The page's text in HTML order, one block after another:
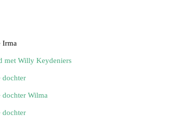
Irma
met Willy Keydeniers
dochter
dochter Wilma
dochter